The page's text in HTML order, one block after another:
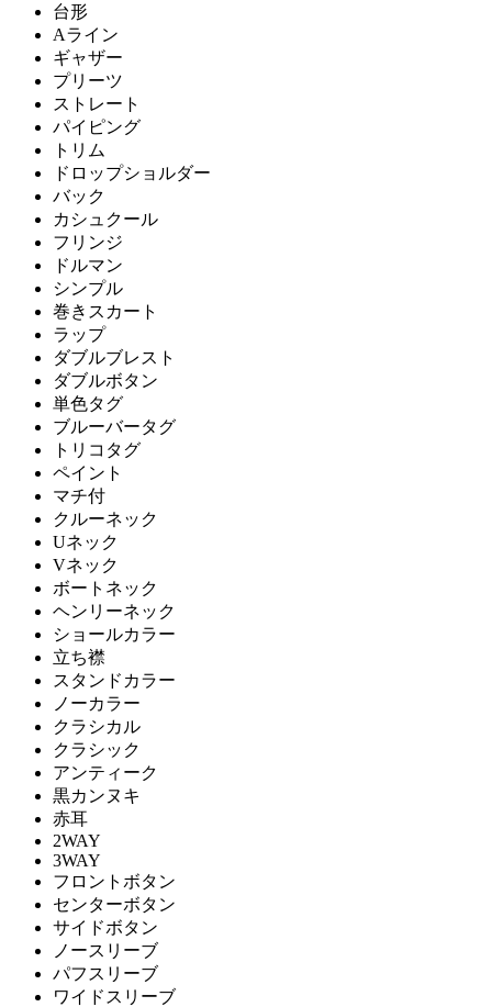
台形
Aライン
ギャザー
プリーツ
ストレート
パイピング
トリム
ドロップショルダー
バック
カシュクール
フリンジ
ドルマン
シンプル
巻きスカート
ラップ
ダブルブレスト
ダブルボタン
単色タグ
ブルーバータグ
トリコタグ
ペイント
マチ付
クルーネック
Uネック
Vネック
ボートネック
ヘンリーネック
ショールカラー
立ち襟
スタンドカラー
ノーカラー
クラシカル
クラシック
アンティーク
黒カンヌキ
赤耳
2WAY
3WAY
フロントボタン
センターボタン
サイドボタン
ノースリーブ
パフスリーブ
ワイドスリーブ